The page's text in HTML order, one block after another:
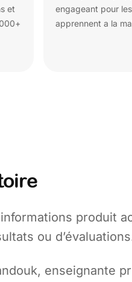
et
engageant pour
apprennent a la
produit
ou
enseignante